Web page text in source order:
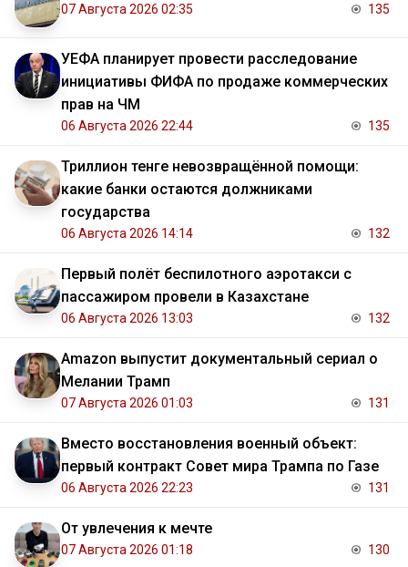
07 Августа 2026 02:35 135
УЕФА планирует провести расследование
инициативы ФИФА по продаже коммерческих
прав на ЧМ
06 Августа 2026 22:44 135
Триллион тенге невозвращённой помощи:
какие банки остаются должниками
государства
06 Августа 2026 14:14 132
Первый полёт беспилотного аэротакси с
пассажиром провели в Казахстане
06 Августа 2026 13:03 132
Amazon выпустит документальный сериал о
Мелании Трамп
07 Августа 2026 01:03 131
Вместо восстановления военный объект:
первый контракт Совет мира Трампа по Газе
06 Августа 2026 22:23 131
От увлечения к мечте
07 Августа 2026 01:18 130